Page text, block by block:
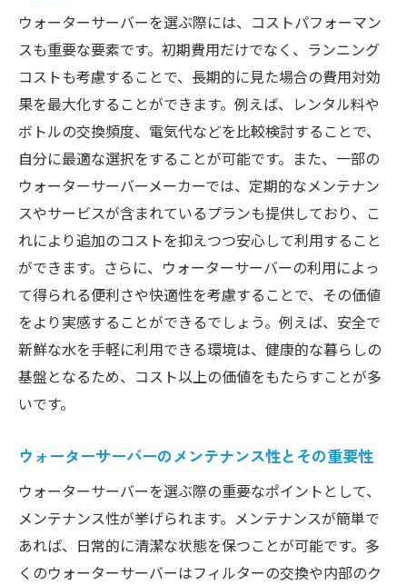
ウォーターサーバーを選ぶ際には、コストパフォーマン
スも重要な要素です。初期費用だけでなく、ランニング
コストも考慮することで、長期的に見た場合の費用対効
果を最大化することができます。例えば、レンタル料や
ボトルの交換頻度、電気代などを比較検討することで、
自分に最適な選択をすることが可能です。また、一部の
ウォーターサーバーメーカーでは、定期的なメンテナン
スやサービスが含まれているプランも提供しており、こ
れにより追加のコストを抑えつつ安心して利用すること
ができます。さらに、ウォーターサーバーの利用によっ
て得られる便利さや快適性を考慮することで、その価値
をより実感することができるでしょう。例えば、安全で
新鮮な水を手軽に利用できる環境は、健康的な暮らしの
基盤となるため、コスト以上の価値をもたらすことが多
いです。
ウォーターサーバーのメンテナンス性とその重要性
ウォーターサーバーを選ぶ際の重要なポイントとして、
メンテナンス性が挙げられます。メンテナンスが簡単で
あれば、日常的に清潔な状態を保つことが可能です。多
くのウォーターサーバーはフィルターの交換や内部のク